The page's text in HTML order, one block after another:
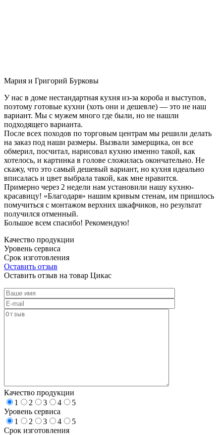
Мария и Григорий Бурковы
У нас в доме нестандартная кухня из-за короба и выступов,
поэтому готовые кухни (хоть они и дешевле) — это не наш
вариант. Мы с мужем много где были, но не нашли
подходящего варианта.
После всех походов по торговым центрам мы решили делать
на заказ под наши размеры. Вызвали замерщика, он все
обмерил, посчитал, нарисовал кухню именно такой, как
хотелось, и картинка в голове сложилась окончательно. Не
скажу, что это самый дешевый вариант, но кухня идеально
вписалась и цвет выбрала такой, как мне нравится.
Примерно через 2 недели нам установили нашу кухню-
красавицу! «Благодаря» нашим кривым стенам, им пришлось
помучиться с монтажом верхних шкафчиков, но результат
получился отменный.
Большое всем спасибо! Рекомендую!
Качество продукции
Уровень сервиса
Срок изготовления
Оставить отзыв
Оставить отзыв на товар Цикас
Качество продукции
1
2 3 4
5
Уровень сервиса
1
2 3 4
5
Срок изготовления